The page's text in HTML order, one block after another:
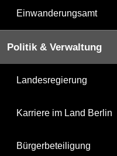
Einwanderungsamt
Politik & Verwaltung
Landesregierung
Karriere im Land Berlin
Bürgerbeteiligung